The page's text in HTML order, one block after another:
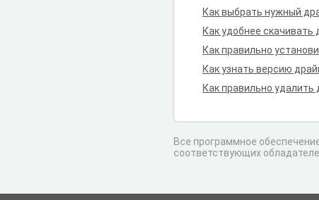
Как выбрать нужный
Как удобнее скачивать
Как правильно
Как узнать версию
Как правильно удалить
Все программное
соответствующих